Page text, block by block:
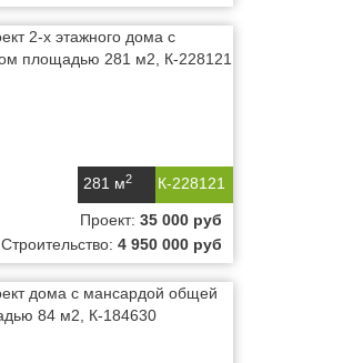
К-228121
281 м2
Проект: 35 000 руб
Строительство: 4 950 000 руб